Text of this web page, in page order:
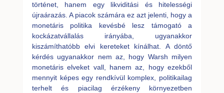
történet, hanem egy likviditási és hitelességi
újraárazás. A piacok számára ez azt jelenti, hogy a
monetáris politika kevésbé lesz támogató a
kockázatvállalás irányába, ugyanakkor
kiszámíthatóbb elvi kereteket kínálhat. A döntő
kérdés ugyanakkor nem az, hogy Warsh milyen
monetáris elveket vall, hanem az, hogy ezekből
mennyit képes egy rendkívül komplex, politikailag
terhelt és piacilag érzékeny környezetben